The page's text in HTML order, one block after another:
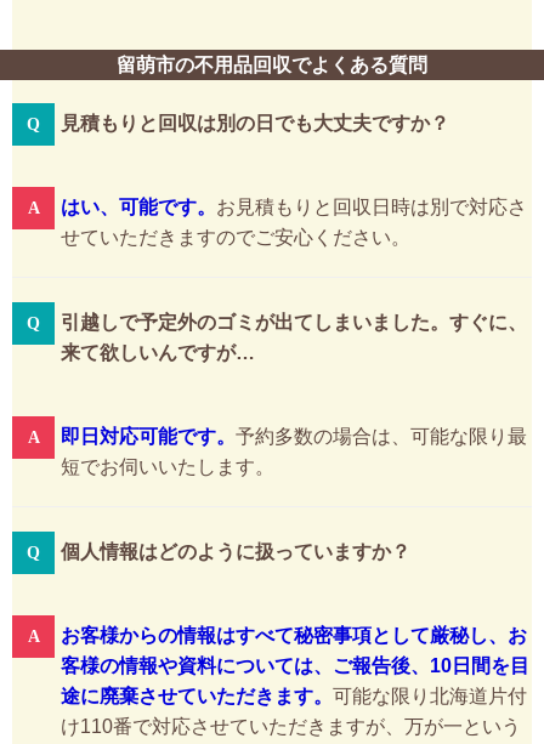
留萌市の不用品回収でよくある質問
見積もりと回収は別の日でも大丈夫ですか？
はい、可能です。 お見積もりと回収日時は別で対応さ
せていただきますのでご安心ください。
引越しで予定外のゴミが出てしまいました。すぐに、
来て欲しいんですが…
即日対応可能です。 予約多数の場合は、可能な限り最
短でお伺いいたします。
個人情報はどのように扱っていますか？
お客様からの情報はすべて秘密事項として厳秘し、お
客様の情報や資料については、ご報告後、10日間を目
途に廃棄させていただきます。 可能な限り北海道片付
け110番で対応させていただきますが、万が一という